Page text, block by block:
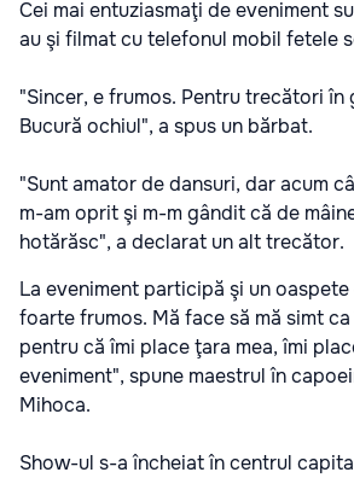
Cei mai entuziasmaţi de eveniment
au şi filmat cu telefonul mobil fetele
"Sincer, e frumos. Pentru trecători în
Bucură ochiul", a spus un bărbat.
"Sunt amator de dansuri, dar acum
m-am oprit şi m-m gândit că de
hotărăsc", a declarat un alt trecător.
La eveniment participă şi un
foarte frumos. Mă face să mă simt ca
pentru că îmi place ţara mea, îmi
eveniment", spune maestrul în
Mihoca.
Show-ul s-a încheiat în centrul